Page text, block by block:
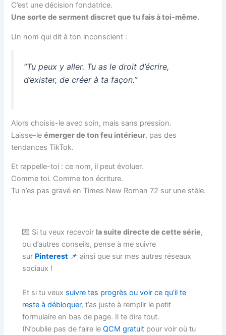
C’est une décision fondatrice.
Une sorte de serment discret que tu fais à toi-même.
Un nom qui dit à ton inconscient :
“Tu peux y aller. Tu as le droit d’écrire,
d’exister, de créer à ta façon.”
Alors choisis-le avec soin, mais sans pression.
Laisse-leémerger de ton feu intérieur, pas des
tendances TikTok.
Et rappelle-toi : ce nom, il peut évoluer.
Comme toi. Comme ton écriture.
Tu n’es pas gravé en Times New Roman 72 sur une stèle.
💌 Si tu veux recevoir la suite directe de cette série,
ou d’autres conseils, pense à me suivre
sur Pinterest 📌 ainsi que sur mes autres réseaux
sociaux !
Et si tu veux suivre tes progrès ou voir ce qu’il te
reste à débloquer, t’as juste à remplir le petit
formulaire en bas de page. Il te dira tout.
(N’oublie pas de faire leQCM gratuit pour voir où tu